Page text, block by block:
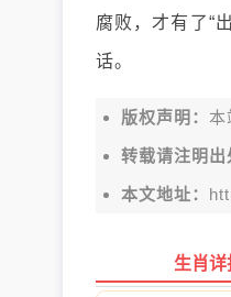
腐败，才有了“
话。
版权声明： 本
转载请注明出
本文地址：
生肖详